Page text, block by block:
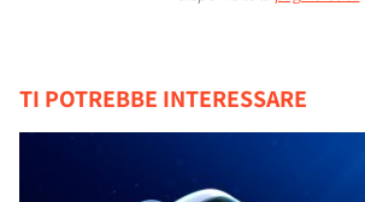
TI POTREBBE INTERESSARE